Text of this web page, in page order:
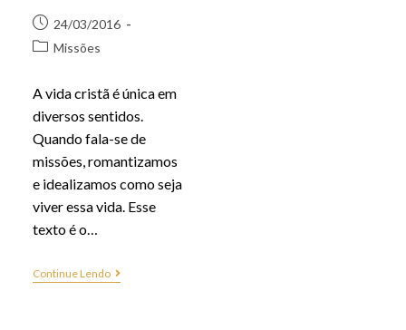
24/03/2016
Missões
A vida cristã é única em
diversos sentidos.
Quando fala-se de
missões, romantizamos
e idealizamos como seja
viver essa vida. Esse
texto é o…
Continue Lendo